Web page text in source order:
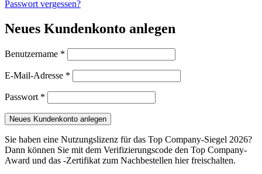
Passwort vergessen?
Neues Kundenkonto anlegen
Benutzername *
E-Mail-Adresse *
Passwort *
Neues Kundenkonto anlegen
Sie haben eine Nutzungslizenz für das Top Company-Siegel 2026?
Dann können Sie mit dem Verifizierungscode den Top Company-
Award und das -Zertifikat zum Nachbestellen hier freischalten.